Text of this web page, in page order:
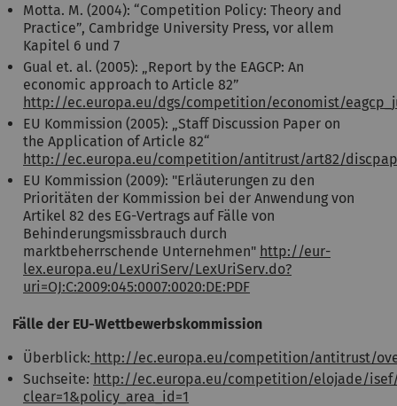
Motta. M. (2004): “Competition Policy: Theory and
Practice”, Cambridge University Press, vor allem
Kapitel 6 und 7
Gual et. al. (2005): „Report by the EAGCP: An
economic approach to Article 82”
http://ec.europa.eu/dgs/competition/economist/
EU Kommission (2005): „Staff Discussion Paper on
the Application of Article 82“
http://ec.europa.eu/competition/antitrust/art82/
EU Kommission (2009): "Erläuterungen zu den
Prioritäten der Kommission bei der Anwendung von
Artikel 82 des EG-Vertrags auf Fälle von
Behinderungsmissbrauch durch
marktbeherrschende Unternehmen" http://eur-
lex.europa.eu/LexUriServ/LexUriServ.do?
uri=OJ:C:2009:045:0007:0020:DE:PDF
Fälle der EU-Wettbewerbskommission
Überblick: http://ec.europa.eu/competition/antitrust/
Suchseite: http://ec.europa.eu/competition/elojade/
clear=1&policy_area_id=1